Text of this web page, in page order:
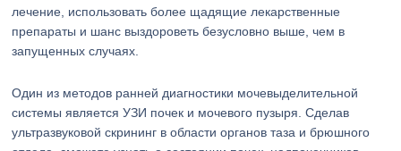
лечение, использовать более щадящие лекарственные
препараты и шанс выздороветь безусловно выше, чем в
запущенных случаях.
Один из методов ранней диагностики мочевыделительной
системы является УЗИ почек и мочевого пузыря. Сделав
ультразвуковой скрининг в области органов таза и брюшного